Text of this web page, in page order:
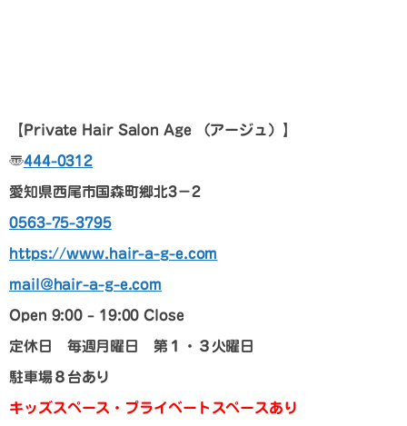
【Private Hair Salon Age （アージュ）】
〠444-0312
愛知県西尾市国森町郷北3－2
0563-75-3795
https://www.hair-a-g-e.com
mail@hair-a-g-e.com
Open 9:00 – 19:00 Close
定休日 毎週月曜日 第１・３火曜日
駐車場８台あり
キッズスペース・プライベートスペースあり